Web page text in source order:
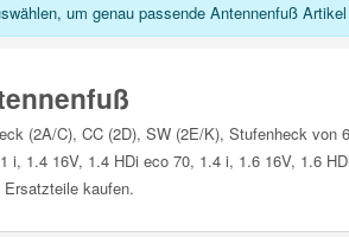
um genau passende Antennenfuß
(2A/C), CC (2D), SW (2E/K), Stufenheck von
i, 1.4 16V, 1.4 HDi eco 70, 1.4 i, 1.6 16V, 1.6
kaufen.